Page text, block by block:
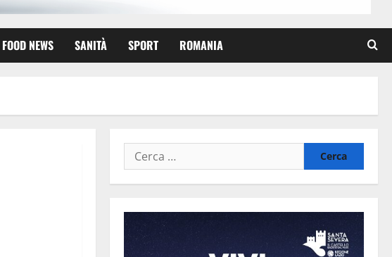
FOOD NEWS SANITÀ SPORT ROMANIA
Ricerca
per: